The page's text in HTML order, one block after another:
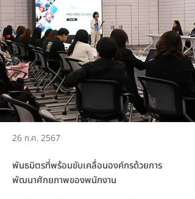
26 ก.ค. 2567
พันธมิตรที่พร้อมขับเคลื่อนองค์กรด้วยการ
พัฒนาศักยภาพของพนักงาน